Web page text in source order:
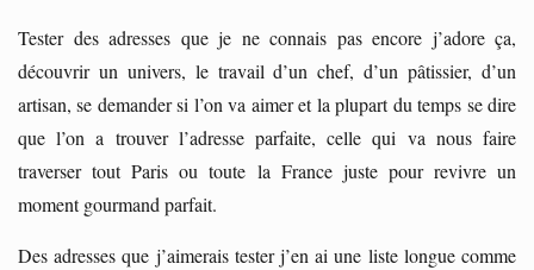
Tester des adresses que je ne connais pas encore j’adore ça,
découvrir un univers, le travail d’un chef, d’un pâtissier, d’un
artisan, se demander si l’on va aimer et la plupart du temps se dire
que l’on a trouver l’adresse parfaite, celle qui va nous faire
traverser tout Paris ou toute la France juste pour revivre un
moment gourmand parfait.
Des adresses que j’aimerais tester j’en ai une liste longue comme